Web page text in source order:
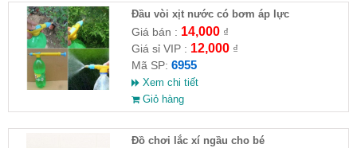
Đầu vòi xịt nước có bơm áp lực
Giá bán : 14,000₫
Giá sỉ VIP : 12,000₫
Mã SP: 6955
Xem chi tiết
Giỏ hàng
Đồ chơi lắc xí ngầu cho bé